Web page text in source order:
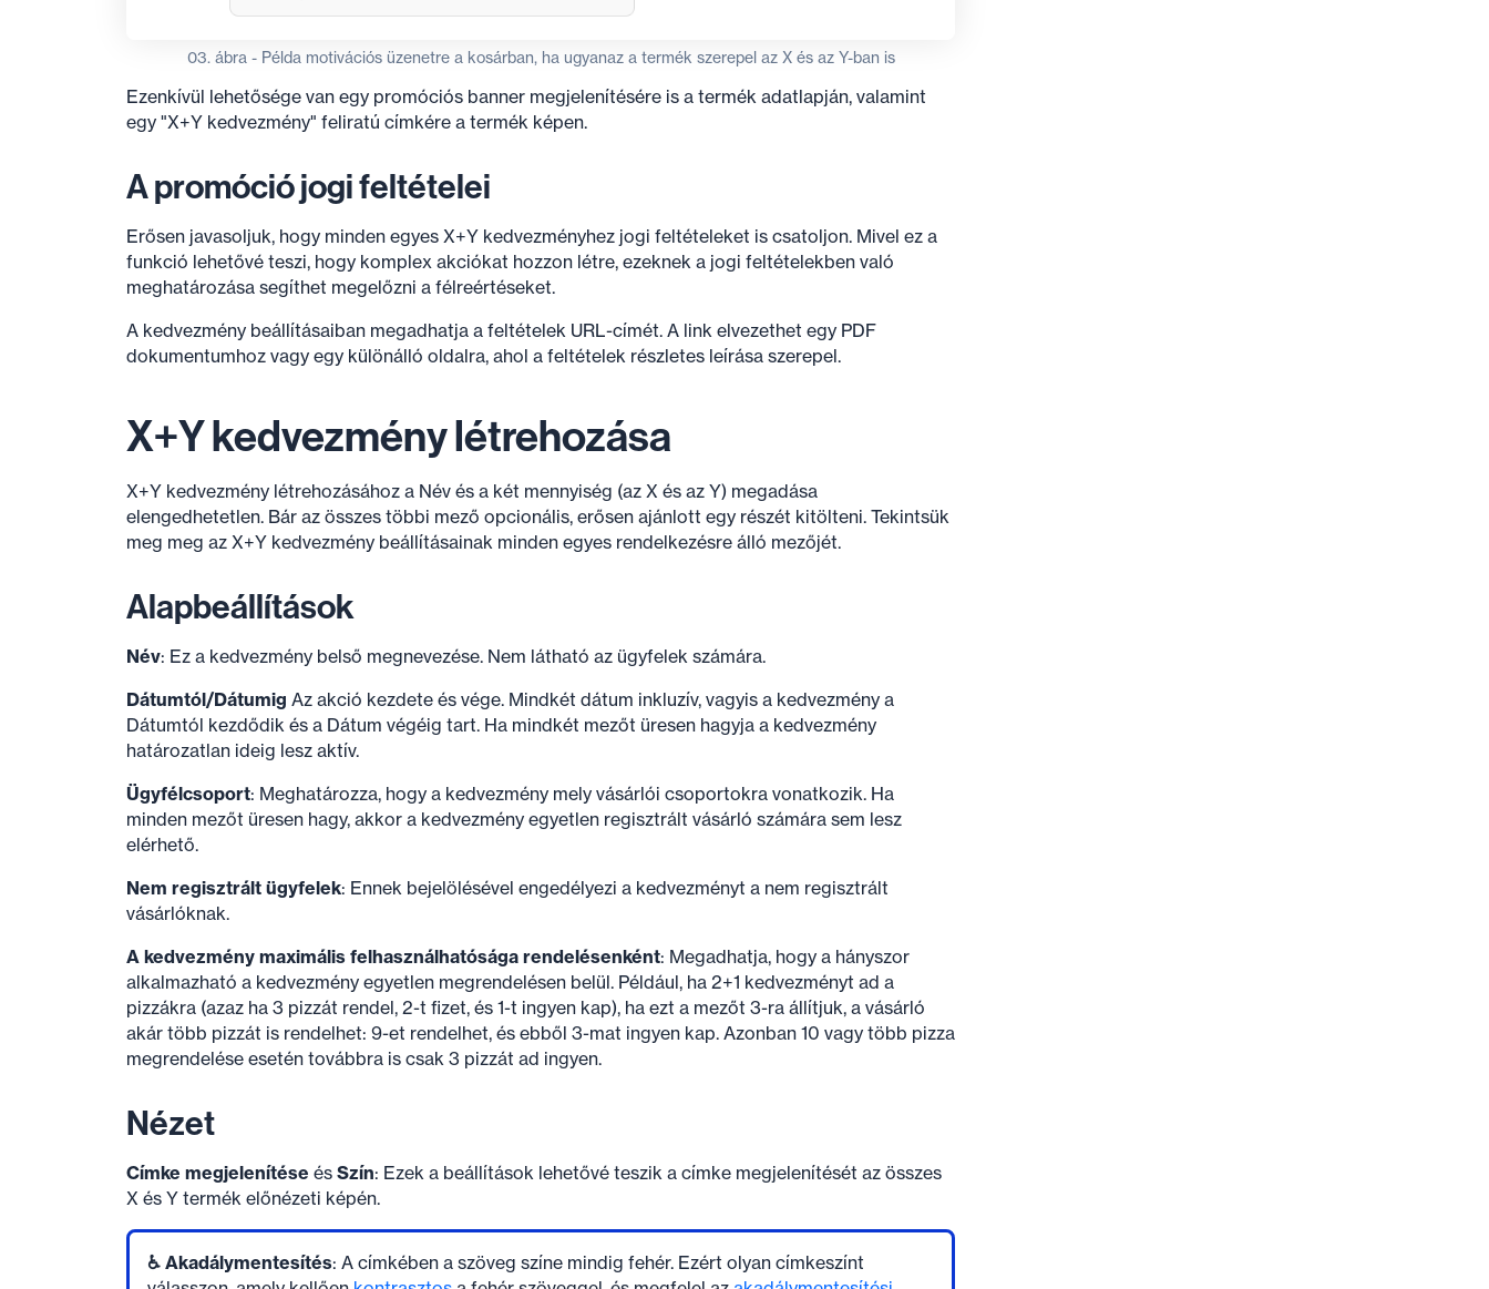
03. ábra - Példa motivációs üzenetre a kosárban, ha ugyanaz a termék szerepel az X és az Y-ban is
Ezenkívül lehetősége van egy promóciós banner megjelenítésére is a termék adatlapján, valamint
egy "X+Y kedvezmény" feliratú címkére a termék képen.
A promóció jogi feltételei
Erősen javasoljuk, hogy minden egyes X+Y kedvezményhez jogi feltételeket is csatoljon. Mivel ez a
funkció lehetővé teszi, hogy komplex akciókat hozzon létre, ezeknek a jogi feltételekben való
meghatározása segíthet megelőzni a félreértéseket.
A kedvezmény beállításaiban megadhatja a feltételek URL-címét. A link elvezethet egy PDF
dokumentumhoz vagy egy különálló oldalra, ahol a feltételek részletes leírása szerepel.
X+Y kedvezmény létrehozása
X+Y kedvezmény létrehozásához a Név és a két mennyiség (az X és az Y) megadása
elengedhetetlen. Bár az összes többi mező opcionális, erősen ajánlott egy részét kitölteni. Tekintsük
meg meg az X+Y kedvezmény beállításainak minden egyes rendelkezésre álló mezőjét.
Alapbeállítások
Név: Ez a kedvezmény belső megnevezése. Nem látható az ügyfelek számára.
Dátumtól/Dátumig Az akció kezdete és vége. Mindkét dátum inkluzív, vagyis a kedvezmény a
Dátumtól kezdődik és a Dátum végéig tart. Ha mindkét mezőt üresen hagyja a kedvezmény
határozatlan ideig lesz aktív.
Ügyfélcsoport: Meghatározza, hogy a kedvezmény mely vásárlói csoportokra vonatkozik. Ha
minden mezőt üresen hagy, akkor a kedvezmény egyetlen regisztrált vásárló számára sem lesz
elérhető.
Nem regisztrált ügyfelek: Ennek bejelölésével engedélyezi a kedvezményt a nem regisztrált
vásárlóknak.
A kedvezmény maximális felhasználhatósága rendelésenként: Megadhatja, hogy a hányszor
alkalmazható a kedvezmény egyetlen megrendelésen belül. Például, ha 2+1 kedvezményt ad a
pizzákra (azaz ha 3 pizzát rendel, 2-t fizet, és 1-t ingyen kap), ha ezt a mezőt 3-ra állítjuk, a vásárló
akár több pizzát is rendelhet: 9-et rendelhet, és ebből 3-mat ingyen kap. Azonban 10 vagy több pizza
megrendelése esetén továbbra is csak 3 pizzát ad ingyen.
Nézet
Címke megjelenítése és Szín: Ezek a beállítások lehetővé teszik a címke megjelenítését az összes
X és Y termék előnézeti képén.
♿ Akadálymentesítés: A címkében a szöveg színe mindig fehér. Ezért olyan címkeszínt